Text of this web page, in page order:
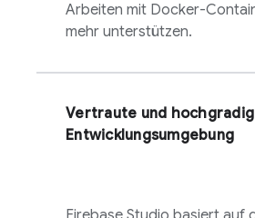
Arbeiten mit Docker-
mehr unterstützen.
Vertraute und
Entwicklungsumgebung